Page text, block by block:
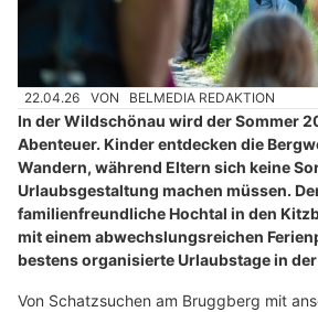
22.04.26 VON BELMEDIA REDAKTION
In der Wildschönau wird der Sommer
Abenteuer. Kinder entdecken die
Wandern, während Eltern sich keine
Urlaubsgestaltung machen müssen.
familienfreundliche Hochtal in den
mit einem abwechslungsreichen
bestens organisierte Urlaubstage in der
Von Schatzsuchen am Bruggberg mit